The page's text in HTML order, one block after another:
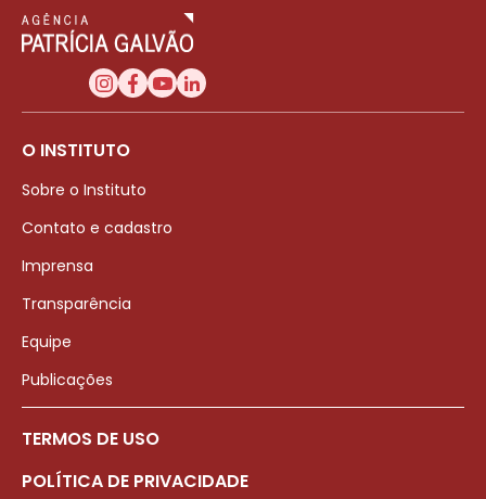
O INSTITUTO
Sobre o Instituto
Contato e cadastro
Imprensa
Transparência
Equipe
Publicações
TERMOS DE USO
POLÍTICA DE PRIVACIDADE